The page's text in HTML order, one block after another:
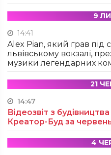
9
14:41
Alex Pian, який грав під
львівському вокзалі,
музики легендарних
21
14:47
Відеозвіт з
Креатор-Буд за
4